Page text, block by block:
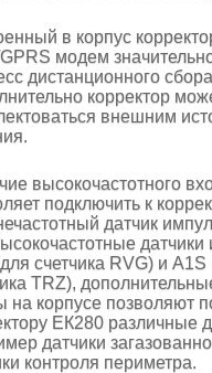
в корпус
модем
дистанционного
корректор
внешним
высокочастотного
подключить к
датчик
датчики
счетчика RVG) и А1S
TRZ),
на корпусе позволяют
ЕК280 различные
датчики
контроля периметра.